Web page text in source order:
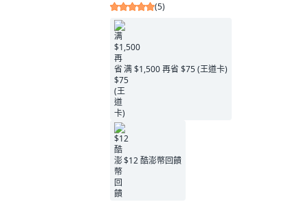
(5)
满 $1,500 再省 $75 (王道卡)
$12 酷澎幣回饋